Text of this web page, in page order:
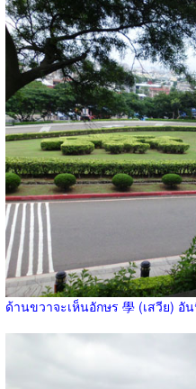
ด้านขวาจะเห็นอักษร 學 (เสวีย) อั